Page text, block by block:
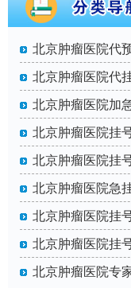
北京肿瘤医院代
北京肿瘤医院代
北京肿瘤医院加
北京肿瘤医院挂
北京肿瘤医院挂
北京肿瘤医院急
北京肿瘤医院挂
北京肿瘤医院挂
北京肿瘤医院专